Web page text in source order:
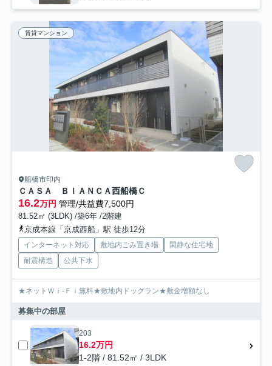
賃貸マンション
船橋市印内
ＣＡＳＡ ＢＩＡＮＣＡ西船橋Ｃ
16.2万円 管理/共益費7,500円
81.52㎡ (3LDK) /築6年 /2階建
京成本線「京成西船」駅 徒歩12分
インターネット対応 敷地内ごみ置き場
閑静な住宅地
耐震構造
公共下水
★ネットＷｉ-Ｆｉ無料★敷地内ドッグラン★敷金増額なし
募集中の部屋
203
16.2万円
1-2階 / 81.52㎡ / 3LDK